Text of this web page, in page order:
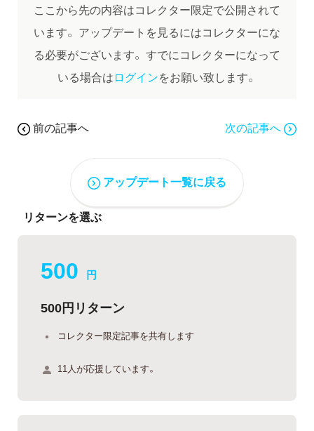
ここから先の内容はコレクター限定で公開されて
います。 アップデートを見るにはコレクターにな
る必要がございます。 すでにコレクターになって
いる場合はログインをお願い致します。
前の記事へ 次の記事へ
アップデート一覧に戻る
リターンを選ぶ
500 円
500円リターン
コレクター限定記事を共有します
11人が応援しています。